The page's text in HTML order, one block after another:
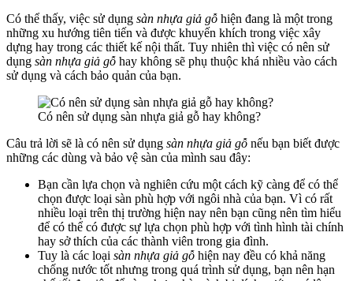
Có thể thấy, việc sử dụng sàn nhựa giả gỗ hiện đang là một trong
những xu hướng tiên tiến và được khuyến khích trong việc xây
dựng hay trong các thiết kế nội thất. Tuy nhiên thì việc có nên sử
dụng sàn nhựa giả gỗ hay không sẽ phụ thuộc khá nhiều vào cách
sử dụng và cách bảo quản của bạn.
Có nên sử dụng sàn nhựa giả gỗ hay không?
Câu trả lời sẽ là có nên sử dụng sàn nhựa giả gỗ nếu bạn biết được
những các dùng và bảo vệ sàn của mình sau đây:
Bạn cần lựa chọn và nghiên cứu một cách kỹ càng để có thể
chọn được loại sàn phù hợp với ngôi nhà của bạn. Vì có rất
nhiều loại trên thị trường hiện nay nên bạn cũng nên tìm hiểu
để có thể có được sự lựa chọn phù hợp với tình hình tài chính
hay sở thích của các thành viên trong gia đình.
Tuy là các loại sàn nhựa giả gỗ hiện nay đều có khả năng
chống nước tốt nhưng trong quá trình sử dụng, bạn nên hạn